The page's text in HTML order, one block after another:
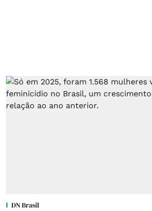
DN Brasil